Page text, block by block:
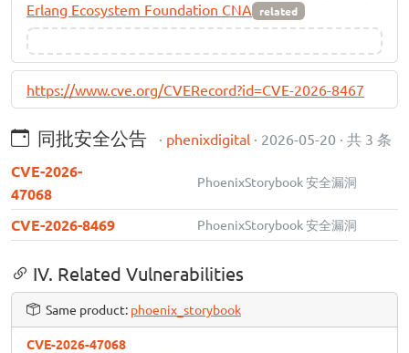
Erlang Ecosystem Foundation CNA
related
https://www.cve.org/CVERecord?id=CVE-2026-8467
同批安全公告 · phenixdigital · 2026-05-20 · 共 3 条
CVE-2026-
47068
PhoenixStorybook 安全漏洞
CVE-2026-8469 PhoenixStorybook 安全漏洞
IV. Related Vulnerabilities
Same product: phoenix_storybook
CVE-2026-47068